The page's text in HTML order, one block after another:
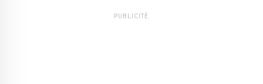
PUBLICITÉ